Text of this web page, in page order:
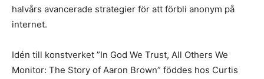
halvårs avancerade strategier för att förbli anonym på
internet.
Idén till konstverket ”In God We Trust, All Others We
Monitor: The Story of Aaron Brown” föddes hos Curtis